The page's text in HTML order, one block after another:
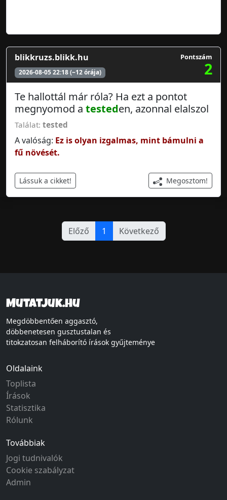
blikkruzs.blikk.hu
2026-08-05 22:18 (~12 órája)
Pontszám
2
Te hallottál már róla? Ha ezt a pontot
megnyomod a testeden, azonnal elalszol
Találat: tested
A valóság: Ez is olyan izgalmas, mint bámulni a
fű növését.
Lássuk a cikket! Megosztom!
Előző 1 Következő
Mutatjuk.hu
Megdöbbentően aggasztó,
döbbenetesen gusztustalan és
titokzatosan felháborító írások gyűjteménye
Oldalaink
Toplista
Írások
Statisztika
Rólunk
Továbbiak
Jogi tudnivalók
Cookie szabályzat
Admin